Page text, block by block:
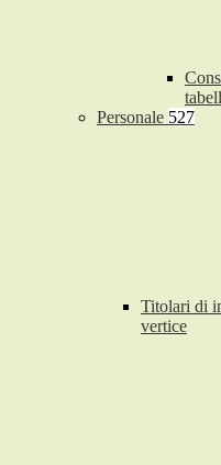
Personale 527
Titolari di
vertice